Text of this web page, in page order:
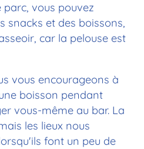
vous pouvez
snacks et des boissons,
car la pelouse est
vous encourageons à
boisson pendant
vous-même au bar. La
les lieux nous
font un peu de